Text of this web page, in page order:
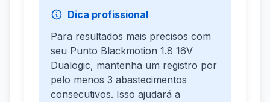
Dica profissional
Para resultados mais precisos com
seu Punto Blackmotion 1.8 16V
Dualogic, mantenha um registro por
pelo menos 3 abastecimentos
consecutivos. Isso ajudará a